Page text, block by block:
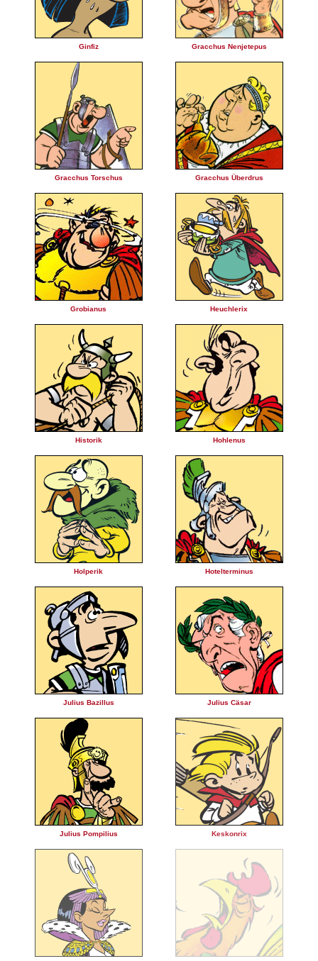
Ginfiz Gracchus Nenjetepus
Gracchus Torschus Gracchus Überdrus
Grobianus Heuchlerix
Historik Hohlenus
Holperik Hotelterminus
Julius Bazillus Julius Cäsar
Julius Pompilius Keskonrix